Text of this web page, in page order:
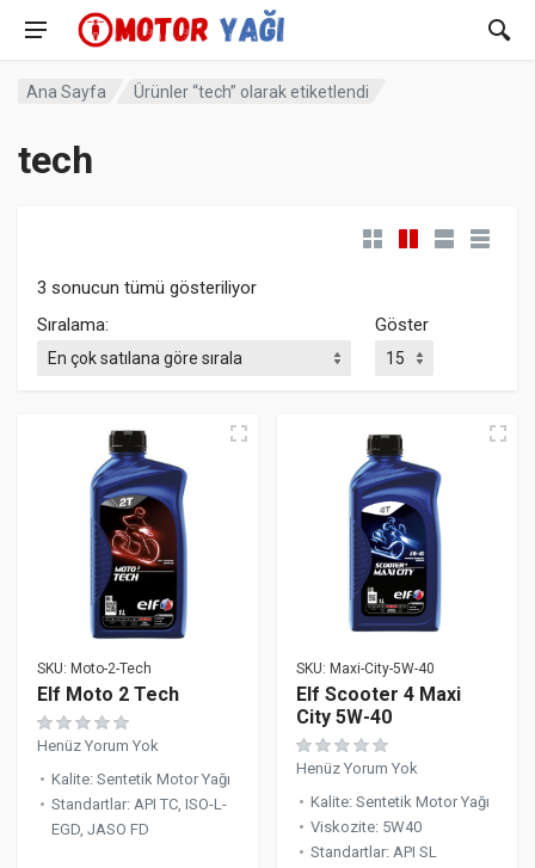
Ana Sayfa Ürünler “tech” olarak etiketlendi
tech
3 sonucun tümü gösteriliyorPopülerliğe göre sıralandı
Sıralama:
Göster
SKU: Moto-2-Tech
Elf Moto 2 Tech
Henüz Yorum Yok
Kalite: Sentetik Motor Yağı
Standartlar: API TC, ISO-L-
EGD, JASO FD
SKU: Maxi-City-5W-40
Elf Scooter 4 Maxi
City 5W-40
Henüz Yorum Yok
Kalite: Sentetik Motor Yağı
Viskozite: 5W40
Standartlar: API SL